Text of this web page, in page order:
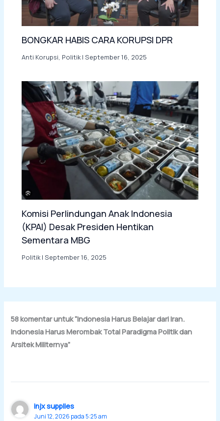
BONGKAR HABIS CARA KORUPSI DPR
Anti Korupsi, Politik|September 16, 2025
Komisi Perlindungan Anak Indonesia
(KPAI) Desak Presiden Hentikan
Sementara MBG
Politik |September 16, 2025
58 komentar untuk “Indonesia Harus Belajar dari Iran.
Indonesia Harus Merombak Total Paradigma Politik dan
Arsitek Militernya”
injx supplies
Juni 12, 2026 pada 5:25 am